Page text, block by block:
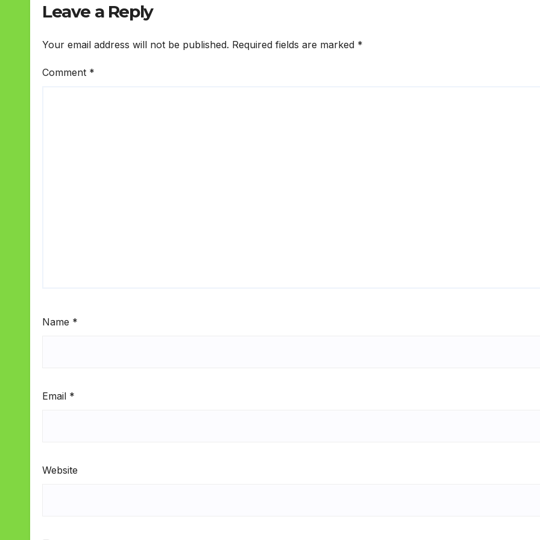
Leave a Reply
Your email address will not be published. Required fields are marked *
Comment *
Name *
Email *
Website